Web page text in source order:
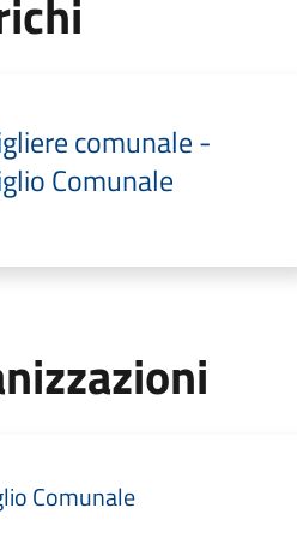
comunale -
Comunale
Comunale